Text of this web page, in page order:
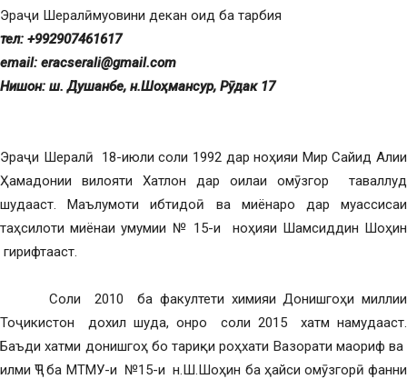
Эраҷи Шералӣмуовини декан оид ба тарбия
тел: +992907461617
email: eracserali@gmail.com
Нишон: ш.Душанбе, н.Шоҳмансур, Рӯдак17
Эраҷи Шералӣ 18-июли соли 1992 дар ноҳияи Мир Сайид Алии
Ҳамадонии вилояти Хатлон дар оилаи омӯзгор таваллуд
шудааст. Маълумоти ибтидоӣ ва миёнаро дар муассисаи
таҳсилоти миёнаи умумии № 15-и ноҳияи Шамсиддин Шоҳин
гирифтааст.
Соли 2010 ба факултети химияи Донишгоҳи миллии
Тоҷикистон дохил шуда, онро соли 2015 хатм намудааст.
Баъди хатми донишгоҳ бо тариқи роҳхати Вазорати маориф ва
илми ҶТ ба МТМУ-и №15-и н.Ш.Шоҳин ба ҳайси омӯзгорӣ фанни